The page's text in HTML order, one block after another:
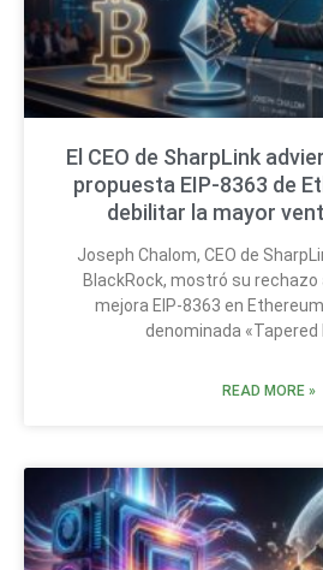
El CEO de SharpLink
propuesta EIP-8363 de
debilitar la mayor
Joseph Chalom, CEO de
BlackRock, mostró su rechazo
mejora EIP-8363 en
denominada «Tapered
READ MORE »